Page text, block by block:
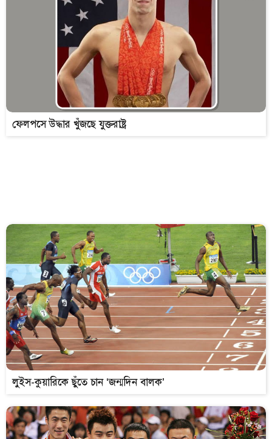
ফেলপসে উদ্ধার খুঁজছে যুক্তরাষ্ট্র
লুইস-কুয়ারিকে ছুঁতে চান ‘জন্মদিন বালক’